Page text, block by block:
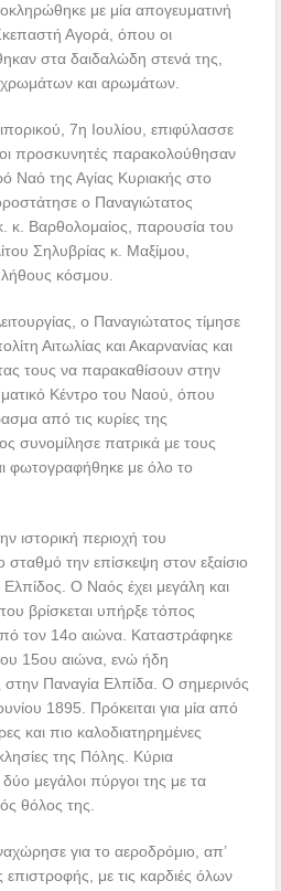
με μία απογευματινή
Αγορά, όπου οι
στα δαιδαλώδη στενά της,
και αρωμάτων.
7η Ιουλίου, επιφύλασσε
προσκυνητές παρακολούθησαν
Ναό της Αγίας Κυριακής στο
ο Παναγιώτατος
κ. Βαρθολομαίος, παρουσία του
Σηλυβρίας κ. Μαξίμου,
κόσμου.
ο Παναγιώτατος τίμησε
Αιτωλίας και Ακαρνανίας και
τους να παρακαθίσουν στην
Κέντρο του Ναού, όπου
από τις κυρίες της
συνομίλησε πατρικά με τους
φωτογραφήθηκε με όλο το
ιστορική περιοχή του
σταθμό την επίσκεψη στον εξαίσιο
Ο Ναός έχει μεγάλη και
βρίσκεται υπήρξε τόπος
τον 14ο αιώνα. Καταστράφηκε
15ου αιώνα, ενώ ήδη
στην Παναγία Ελπίδα. Ο σημερινός
1895. Πρόκειται για μία από
και πιο καλοδιατηρημένες
της Πόλης. Κύρια
δύο μεγάλοι πύργοι της με τα
θόλος της.
για το αεροδρόμιο, απ’
επιστροφής, με τις καρδιές όλων